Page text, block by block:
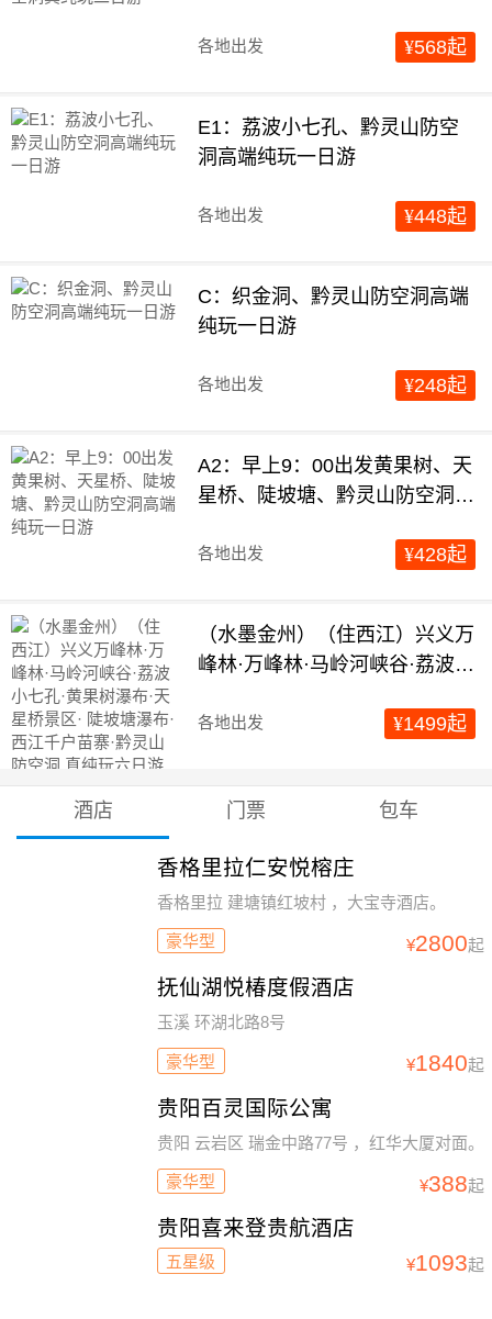
各地出发 ¥568起
E1：荔波小七孔、黔灵山防空
洞高端纯玩一日游
各地出发 ¥448起
C：织金洞、黔灵山防空洞高端
纯玩一日游
各地出发 ¥248起
A2：早上9：00出发黄果树、天
星桥、陡坡塘、黔灵山防空洞高
各地出发 ¥428起
（水墨金州）（住西江）兴义万
峰林·万峰林·马岭河峡谷·荔波小
陡坡塘瀑布·西江千户苗寨·黔灵
各地出发 ¥1499起
酒店 门票 包车
香格里拉仁安悦榕庄
香格里拉 建塘镇红坡村 ，大宝寺酒店。
豪华型 ¥2800起
抚仙湖悦椿度假酒店
玉溪 环湖北路8号
豪华型 ¥1840起
贵阳百灵国际公寓
贵阳 云岩区 瑞金中路77号 ，红华大厦对面。
豪华型 ¥388起
贵阳喜来登贵航酒店
五星级 ¥1093起